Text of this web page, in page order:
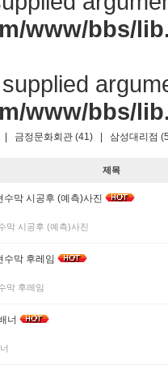
www/bbs/
www/bbs/
금정문화회관 (41)
삼성대리점
제목
수막 시공후 (예측)사진
막 시공후 (예측)사진
수막 후레임
막 후레임
너